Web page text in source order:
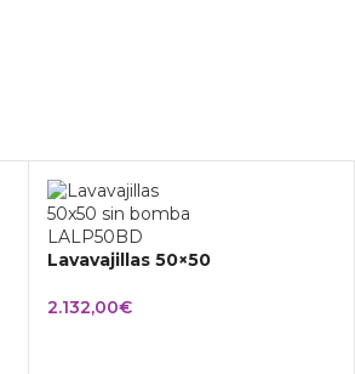
Lavavajillas 50×50
2.132,00€